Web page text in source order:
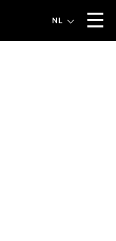
▼
NL